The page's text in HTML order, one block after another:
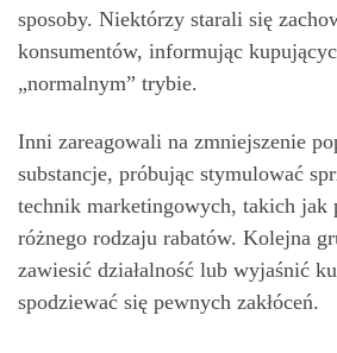
sposoby. Niektórzy starali się
konsumentów, informując
„normalnym” trybie.
Inni zareagowali na zmniejszenie
substancje, próbując stymulować
technik marketingowych, takich jak
różnego rodzaju rabatów. Kolejna
zawiesić działalność lub wyjaśnić
spodziewać się pewnych zakłóceń.